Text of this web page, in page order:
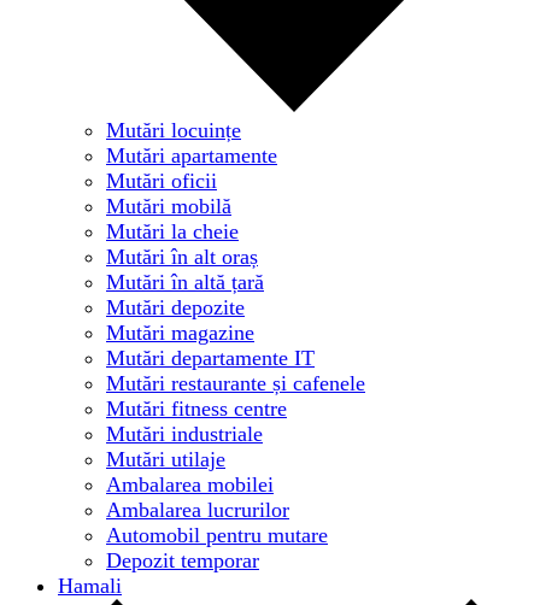
Mutări locuințe
Mutări apartamente
Mutări oficii
Mutări mobilă
Mutări la cheie
Mutări în alt oraș
Mutări în altă țară
Mutări depozite
Mutări magazine
Mutări departamente IT
Mutări restaurante și cafenele
Mutări fitness centre
Mutări industriale
Mutări utilaje
Ambalarea mobilei
Ambalarea lucrurilor
Automobil pentru mutare
Depozit temporar
Hamali